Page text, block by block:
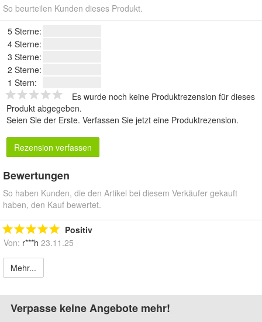
So beurteilen Kunden dieses Produkt.
5 Sterne:
4 Sterne:
3 Sterne:
2 Sterne:
1 Stern:
Es wurde noch keine Produktrezension für dieses
Produkt abgegeben.
Seien Sie der Erste. Verfassen Sie jetzt eine Produktrezension.
Rezension verfassen
Bewertungen
So haben Kunden, die den Artikel bei diesem Verkäufer gekauft
haben, den Kauf bewertet.
Positiv
Von: r***h 23.11.25
Mehr...
Verpasse keine Angebote mehr!